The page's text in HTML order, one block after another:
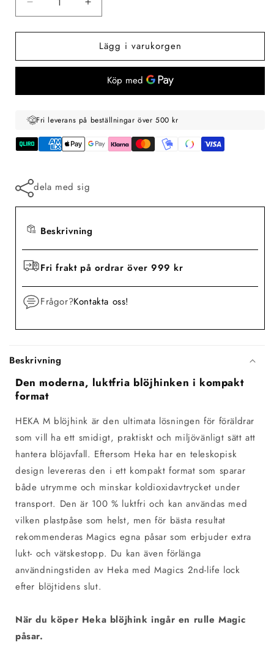
Minska
kvantitet
för
Blöjhink
Grön
Öka
kvantitet
för
Magic
Blöjhink
Grön
Lägg i varukorgen
Fri leverans på beställningar över 500 kr
dela med sig
Beskrivning
Fri frakt på ordrar över 999 kr
Frågor?Kontakta oss!
Beskrivning
Den moderna, luktfria blöjhinken i kompakt
format
HEKA M blöjhink är den ultimata lösningen för föräldrar
som vill ha ett smidigt, praktiskt och miljövänligt sätt att
hantera blöjavfall. Eftersom Heka har en teleskopisk
design levereras den i ett kompakt format som sparar
både utrymme och minskar koldioxidavtrycket under
transport. Den är 100 % luktfri och kan användas med
vilken plastpåse som helst, men för bästa resultat
rekommenderas Magics egna påsar som erbjuder extra
lukt- och vätskestopp. Du kan även förlänga
användningstiden av Heka med Magics 2nd-life lock
efter blöjtidens slut.
När du köper Heka blöjhink ingår en rulle Magic
påsar.